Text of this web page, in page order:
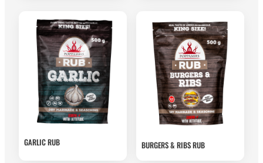
GARLIC RUB BURGERS & RIBS RUB